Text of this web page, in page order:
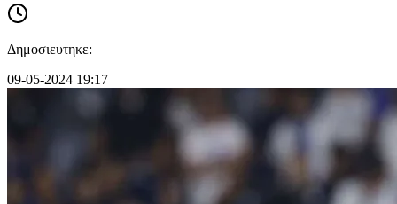
Δημοσιευτηκε:
09-05-2024 19:17